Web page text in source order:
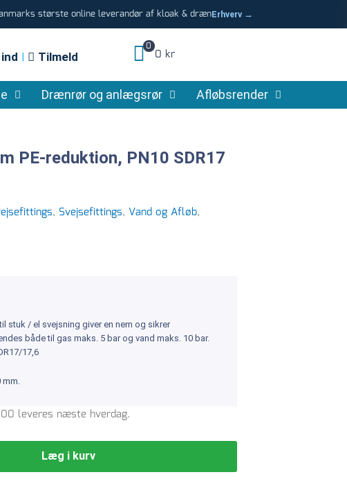
største online leverandør af kloak & drænErhverv →
| Tilmeld
0
0 kr
Drænrør og anlægsrør Afløbsrender
PE-reduktion, PN10 SDR17
, Svejsefittings, Vand og Afløb,
stuk / el svejsning giver en nem og sikrer
både til gas maks. 5 bar og vand maks. 10 bar.
17,6
mm.
leveres næste hverdag.
Læg i kurv